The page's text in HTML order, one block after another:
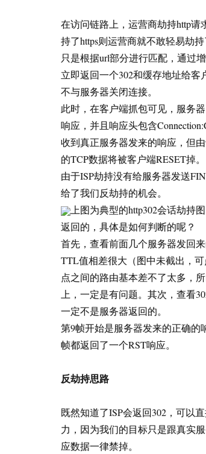
在访问链路上，运营商劫持http请
持了https则运营商就不敢轻易劫
只是根据url部分进行匹配，通过
立即返回一个302和缓存地址给
不与服务器关闭连接。
此时，在客户端抓包可见，服务
响应，并且响应头包含
收到真正服务器发来的响应，但
的TCP数据将被客户端RESET掉。
由于ISP劫持没有给服务器发送
给了我们反劫持的机会。
上图为典型的http302会话劫持
返回的，具体是如何判断的呢？
首先，查看前面几个服务器发回
TTL值相差很大（图中未截出，
点之间的路由基本差不了太多，
上，一定是有问题。其次，查看
一定不是服务器返回的。
第9帧开始是服务器发来的正确的
帧都返回了一个RST响应。
反劫持思路
既然知道了ISP会返回302，可以
力，因为我们的目标只是跟真实
应数据一律禁掉。